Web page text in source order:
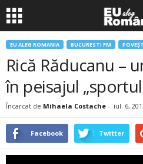
EU ALEG ROMANIA BUCURESTI FM
Rică Răducanu –
în peisajul
Încarcat de Mihaela Costache - iul. 6,
Facebook Twitter